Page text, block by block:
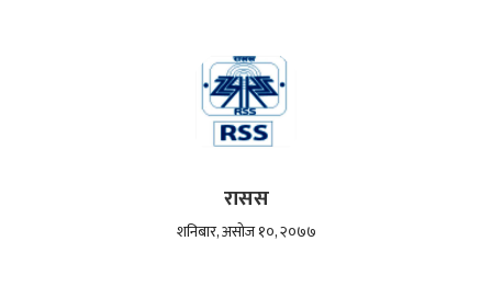
रासस
शनिबार, असोज १०, २०७७